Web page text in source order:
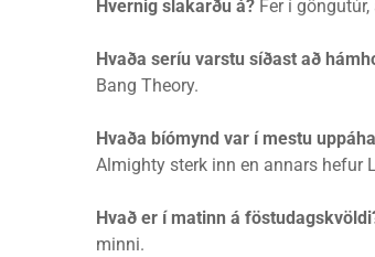
Hvernig slakarðu á? Fer í
Hvaða seríu varstu síðast að
Bang Theory.
Hvaða bíómynd var í mestu
Almighty sterk inn en annars
Hvað er í matinn á
minni.